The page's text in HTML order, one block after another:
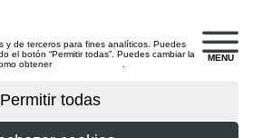
MENU
y de terceros para fines analíticos. Puedes
el botón “Permitir todas”. Puedes cambiar la
obtener